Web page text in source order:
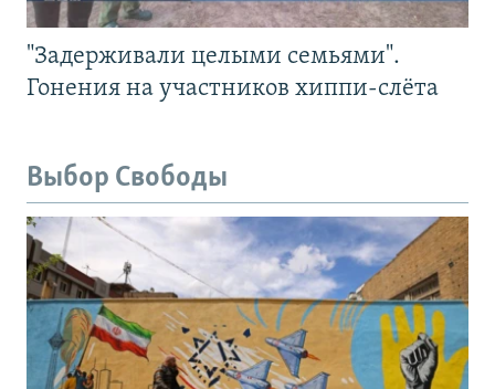
"Задерживали целыми семьями".
Гонения на участников хиппи-слёта
Выбор Свободы